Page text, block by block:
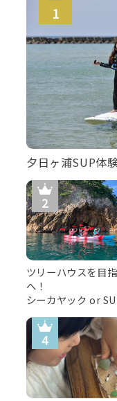
夕日ヶ浦SUP体
ツリーハウスを目
へ！
シーカヤック or